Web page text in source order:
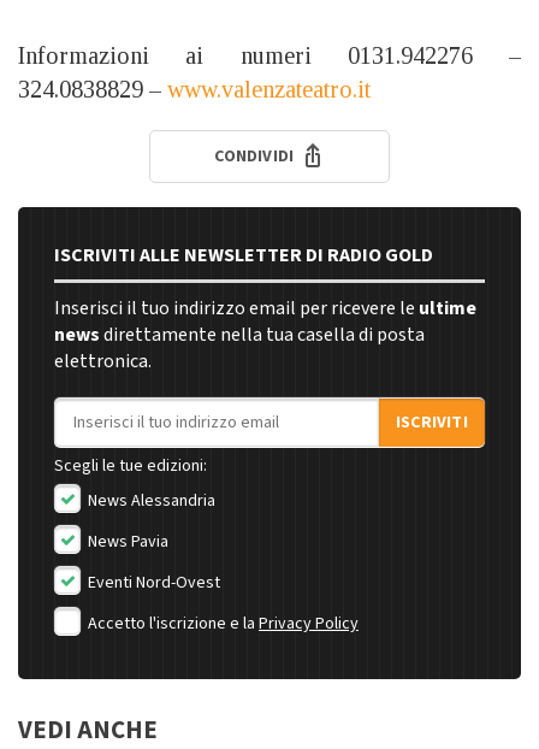
Informazioni ai numeri 0131.942276 –
324.0838829 – www.valenzateatro.it
CONDIVIDI
ISCRIVITI ALLE NEWSLETTER DI RADIO GOLD
Inserisci il tuo indirizzo email per ricevere le ultime
newsdirettamente nella tua casella di posta
elettronica.
Indirizzo email
ISCRIVITI
Scegli le tue edizioni:
News Alessandria
News Pavia
Eventi Nord-Ovest
Accetto l'iscrizione e la Privacy Policy
VEDI ANCHE